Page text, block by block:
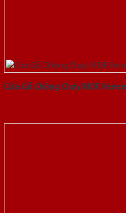
Cửa Gỗ Chống Cháy MDF